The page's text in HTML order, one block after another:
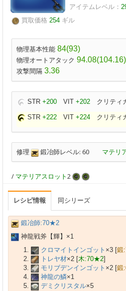
アイテムレベル：
買取価格 254 ギル
物理基本性能 84(93)
物理オートアタック 94.08(104.16)
攻撃間隔 3.36
STR +200 VIT +202 クリティ
STR +222 VIT +224 クリティ
修理 鍛冶師レベル: 60 マテリ
/ マテリアスロット2
レシピ情報 同シリーズ
鍛冶師:70★2
神龍戦斧【輝】×1
クロマイトインゴット ×3 [鍛
トレヤ材×2 [木:70★2]
モリブデンインゴット ×2 [鍛
神龍の鱗×1
デミクリスタル×5